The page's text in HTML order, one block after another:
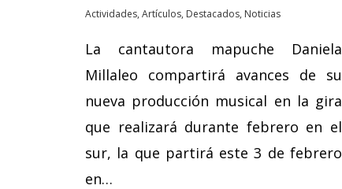
Actividades, Artículos, Destacados, Noticias
La cantautora mapuche Daniela
Millaleo compartirá avances de su
nueva producción musical en la gira
que realizará durante febrero en el
sur, la que partirá este 3 de febrero
en…